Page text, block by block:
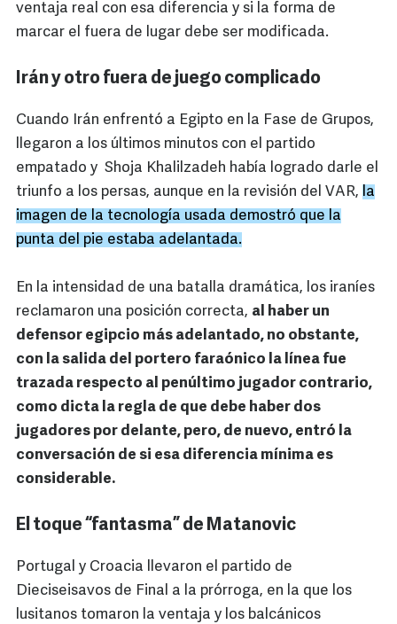
ventaja real con esa diferencia y si la forma de
marcar el fuera de lugar debe ser modificada.
Irán y otro fuera de juego complicado
Cuando Irán enfrentó a Egipto en la Fase de Grupos,
llegaron a los últimos minutos con el partido
empatado y Shoja Khalilzadeh había logrado darle el
triunfo a los persas, aunque en la revisión del VAR, la
imagen de la tecnología usada demostró que la
punta del pie estaba adelantada.
En la intensidad de una batalla dramática, los iraníes
reclamaron una posición correcta, al haber un
defensor egipcio más adelantado, no obstante,
con la salida del portero faraónico la línea fue
trazada respecto al penúltimo jugador contrario,
como dicta la regla de que debe haber dos
jugadores por delante, pero, de nuevo, entró la
conversación de si esa diferencia mínima es
considerable.
El toque “fantasma” de Matanovic
Portugal y Croacia llevaron el partido de
Dieciseisavos de Final a la prórroga, en la que los
lusitanos tomaron la ventaja y los balcánicos